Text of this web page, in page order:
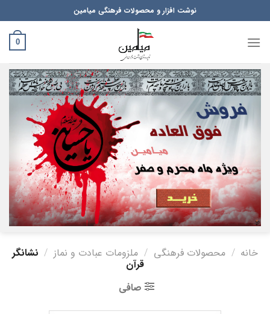
to
content
نوشت افزار و محصولات فرهنگی میامین
0
خانه / محصولات فرهنگی / ملزومات عبادت و نماز / نشانگر
قرآن
صافی